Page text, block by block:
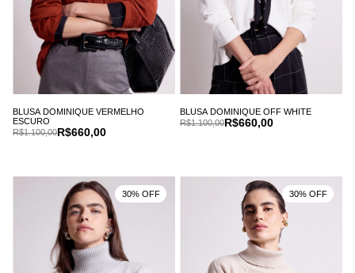
BLUSA DOMINIQUE VERMELHO
ESCURO
R$660,00
R$1.100,00
BLUSA DOMINIQUE OFF WHITE
R$660,00
R$1.100,00
30% OFF 30% OFF